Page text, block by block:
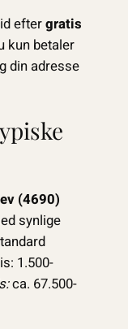
eftergratis
kun betaler
din adresse
(4690)
synlige
1.500-
ca. 67.500-